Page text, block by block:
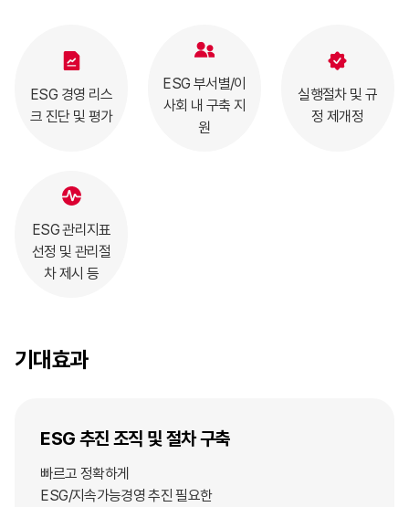
ESG 경영 리스
크 진단및 평가
ESG 부서별/이
사회 내 구축 지
원
실행절차 및 규
정 제개정
ESG 관리지표
선정 및 관리절
차 제시 등
기대효과
ESG 추진 조직 및 절차 구축
빠르고 정확하게
ESG/지속가능경영 추진 필요한